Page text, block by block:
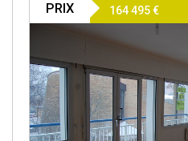
PRIX 164 495€